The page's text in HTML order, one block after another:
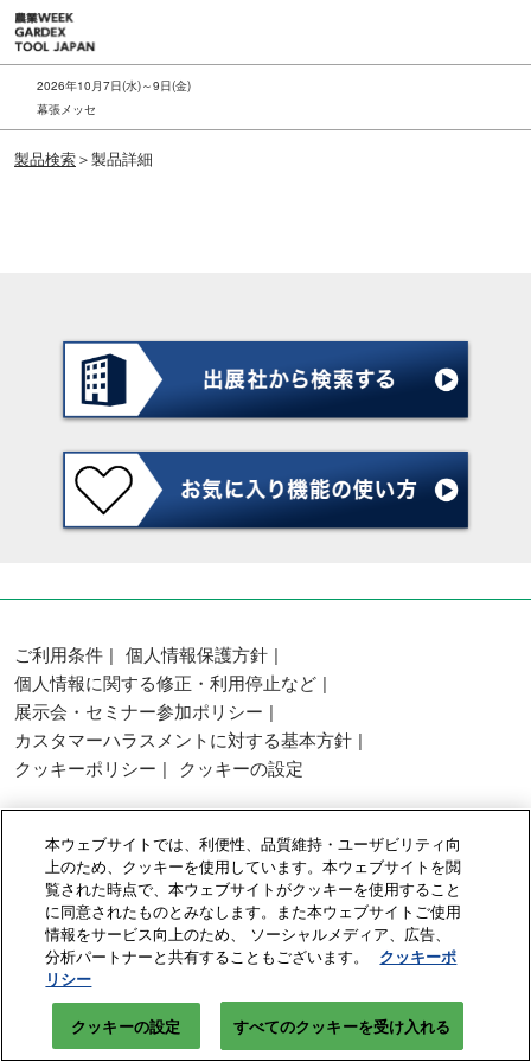
ス
キ
ッ
し
て
2026年10月7日(水)～9日(金)
幕張メッセ
製品検索＞製品詳細
ご利用条件
個人情報保護方針
個人情報に関する修正・利用停止など
展示会・セミナー参加ポリシー
カスタマーハラスメントに対する基本方針
クッキーポリシー
クッキーの設定
本ウェブサイトでは、利便性、品質維持・ユーザビリティ向
上のため、クッキーを使用しています。本ウェブサイトを閲
覧された時点で、本ウェブサイトがクッキーを使用すること
に同意されたものとみなします。また本ウェブサイトご使用
情報をサービス向上のため、 ソーシャルメディア、広告、
分析パートナーと共有することもございます。
クッキーポ
リシー
クッキーの設定 すべてのクッキーを受け入れる